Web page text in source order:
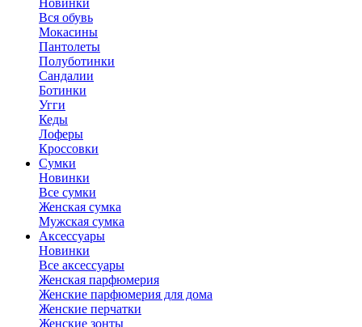
Новинки
Вся обувь
Мокасины
Пантолеты
Полуботинки
Сандалии
Ботинки
Угги
Кеды
Лоферы
Кроссовки
Сумки
Новинки
Все сумки
Женская сумка
Мужская сумка
Аксессуары
Новинки
Все аксессуары
Женская парфюмерия
Женские парфюмерия для дома
Женские перчатки
Женские зонты